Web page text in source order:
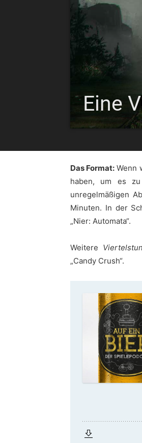
Eine
Das Format: Wenn
haben, um es
unregelmäßigen
Minuten. In der
„Nier: Automata“.
Weitere
„Candy Crush“.